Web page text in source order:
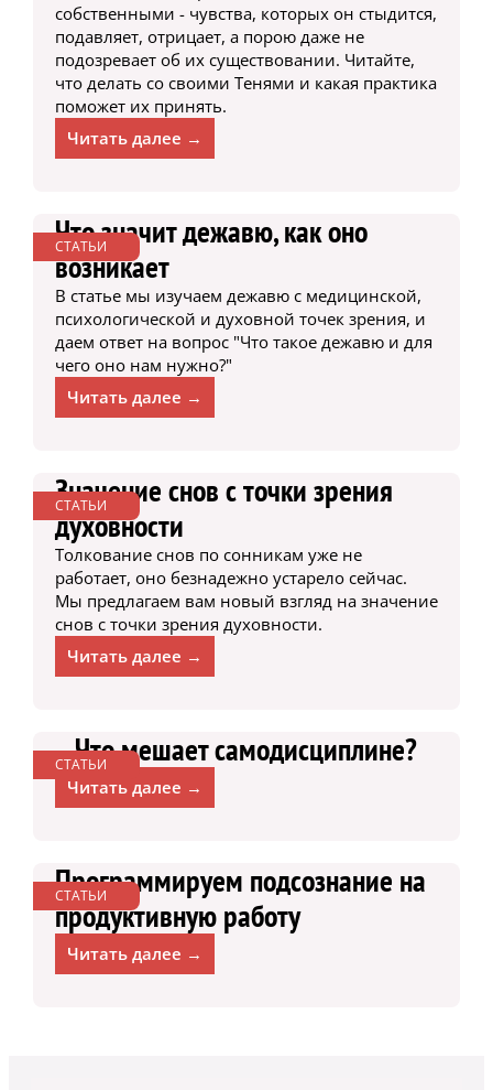
собственными - чувства, которых он стыдится,
подавляет, отрицает, а порою даже не
подозревает об их существовании. Читайте,
что делать со своими Тенями и какая практика
поможет их принять.
Читать далее →
СТАТЬИ
Что значит дежавю, как оно
возникает
В статье мы изучаем дежавю с медицинской,
психологической и духовной точек зрения, и
даем ответ на вопрос "Что такое дежавю и для
чего оно нам нужно?"
Читать далее →
СТАТЬИ
Значение снов с точки зрения
духовности
Толкование снов по сонникам уже не
работает, оно безнадежно устарело сейчас.
Мы предлагаем вам новый взгляд на значение
снов с точки зрения духовности.
Читать далее →
СТАТЬИ
Что мешает самодисциплине?
Читать далее →
СТАТЬИ
Программируем подсознание на
продуктивную работу
Читать далее →